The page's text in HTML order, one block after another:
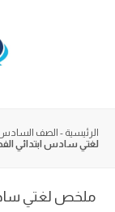
الرئيسية - الصف السادس
لغتي سادس ابتدائي الفصل
ملخص لغتي سادس